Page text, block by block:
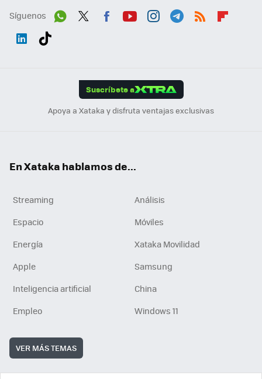
Síguenos
Suscríbete a
Apoya a Xataka y disfruta ventajas exclusivas
En Xataka hablamos de...
Streaming
Análisis
Espacio
Móviles
Energía
Xataka Movilidad
Apple
Samsung
Inteligencia artificial
China
Empleo
Windows 11
VER MÁS TEMAS